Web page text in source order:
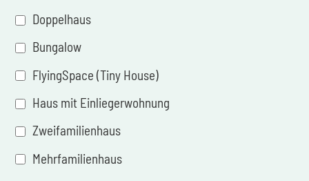
Doppelhaus
Bungalow
FlyingSpace (Tiny House)
Haus mit Einliegerwohnung
Zweifamilienhaus
Mehrfamilienhaus